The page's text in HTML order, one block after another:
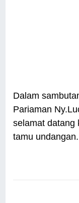
Dalam
Pariaman
selamat datang
tamu undangan.